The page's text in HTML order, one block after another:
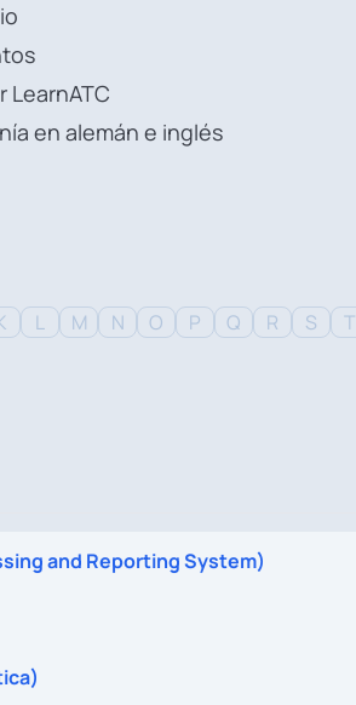
LearnATC
en alemán e inglés
L M N O P Q R S T
and Reporting System)